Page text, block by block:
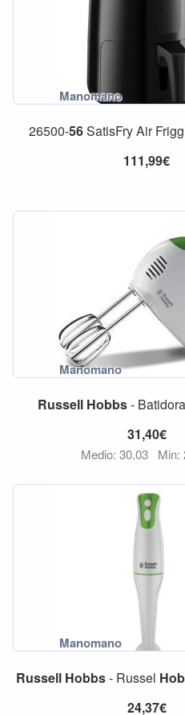
26500-56SatisFry Air
111,99€
Russell Hobbs-
31,40€
Medio: 30,03 Min:
Russell Hobbs- Russel
24,37€